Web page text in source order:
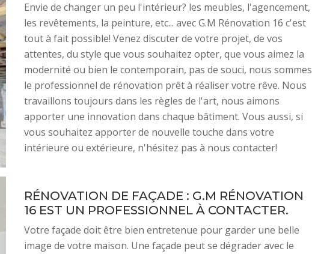
Envie de changer un peu l'intérieur? les meubles, l'agencement,
les revêtements, la peinture, etc... avec G.M Rénovation 16 c'est
tout à fait possible! Venez discuter de votre projet, de vos
attentes, du style que vous souhaitez opter, que vous aimez la
modernité ou bien le contemporain, pas de souci, nous sommes
le professionnel de rénovation prêt à réaliser votre rêve. Nous
travaillons toujours dans les règles de l'art, nous aimons
apporter une innovation dans chaque bâtiment. Vous aussi, si
vous souhaitez apporter de nouvelle touche dans votre
intérieure ou extérieure, n'hésitez pas à nous contacter!
RÉNOVATION DE FAÇADE : G.M RÉNOVATION
16 EST UN PROFESSIONNEL À CONTACTER.
Votre façade doit être bien entretenue pour garder une belle
image de votre maison. Une façade peut se dégrader avec le